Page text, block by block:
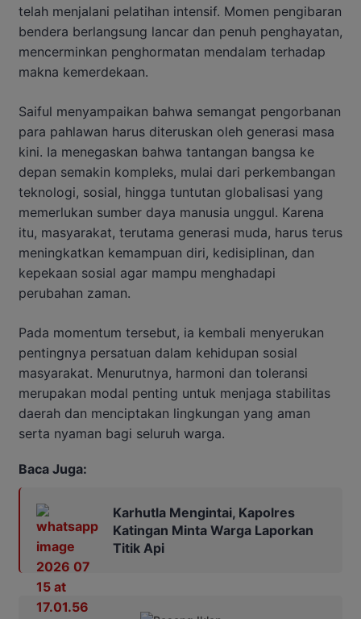
telah menjalani pelatihan intensif. Momen pengibaran
bendera berlangsung lancar dan penuh penghayatan,
mencerminkan penghormatan mendalam terhadap
makna kemerdekaan.
Saiful menyampaikan bahwa semangat pengorbanan
para pahlawan harus diteruskan oleh generasi masa
kini. Ia menegaskan bahwa tantangan bangsa ke
depan semakin kompleks, mulai dari perkembangan
teknologi, sosial, hingga tuntutan globalisasi yang
memerlukan sumber daya manusia unggul. Karena
itu, masyarakat, terutama generasi muda, harus terus
meningkatkan kemampuan diri, kedisiplinan, dan
kepekaan sosial agar mampu menghadapi
perubahan zaman.
Pada momentum tersebut, ia kembali menyerukan
pentingnya persatuan dalam kehidupan sosial
masyarakat. Menurutnya, harmoni dan toleransi
merupakan modal penting untuk menjaga stabilitas
daerah dan menciptakan lingkungan yang aman
serta nyaman bagi seluruh warga.
Baca Juga:
Karhutla Mengintai, Kapolres
Katingan Minta Warga Laporkan
Titik Api